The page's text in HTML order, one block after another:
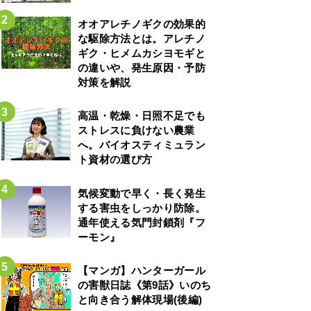
オオアレチノギクの効果的
な駆除方法とは。アレチノ
ギク・ヒメムカシヨモギと
の違いや、発生原因・予防
対策を解説
高温・乾燥・日照不足でも
ストレスに負けない農業
へ。バイオスティミュラン
ト資材の選び方
気候変動で早く・長く発生
する害虫をしっかり防除。
通年使える気門封鎖剤『フ
ーモン』
【マンガ】ハンターガール
の害獣日誌《第9話》いのち
と向き合う解体現場(後編)